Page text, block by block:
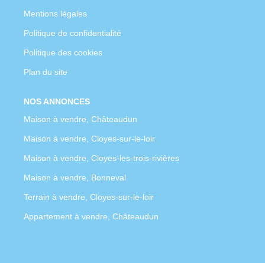
Mentions légales
Politique de confidentialité
Politique des cookies
Plan du site
NOS ANNONCES
Maison à vendre, Châteaudun
Maison à vendre, Cloyes-sur-le-loir
Maison à vendre, Cloyes-les-trois-rivières
Maison à vendre, Bonneval
Terrain à vendre, Cloyes-sur-le-loir
Appartement à vendre, Châteaudun